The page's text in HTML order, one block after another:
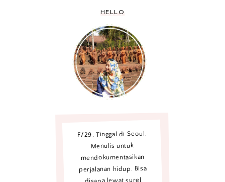
HELLO
F/29. Tinggal di Seoul.
Menulis untuk
mendokumentasikan
perjalanan hidup. Bisa